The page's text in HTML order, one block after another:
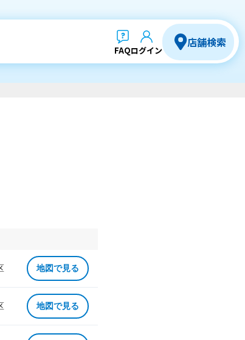
FAQログイン
店舗検索
地図で見る
地図で見る